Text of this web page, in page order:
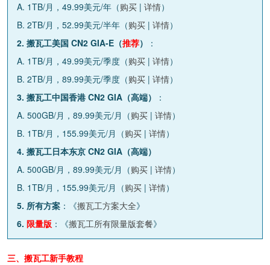
A. 1TB/月，49.99美元/年（购买 | 详情）
B. 2TB/月，52.99美元/半年（购买 | 详情）
2. 搬瓦工美国 CN2 GIA-E（推荐）
：
A. 1TB/月，49.99美元/季度（购买 | 详情）
B. 2TB/月，89.99美元/季度（购买 | 详情）
3. 搬瓦工中国香港 CN2 GIA（高端）
：
A. 500GB/月，89.99美元/月（购买 | 详情）
B. 1TB/月，155.99美元/月（购买 | 详情）
4. 搬瓦工日本东京 CN2 GIA（高端）
A. 500GB/月，89.99美元/月（购买 | 详情）
B. 1TB/月，155.99美元/月（购买 | 详情）
5. 所有方案 ：《搬瓦工方案大全》
6. 限量版 ：《搬瓦工所有限量版套餐》
三、搬瓦工新手教程